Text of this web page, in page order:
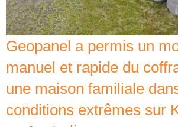
Geopanel a permis un
manuel et rapide du
une maison familiale
conditions extrêmes sur